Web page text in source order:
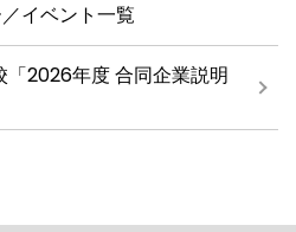
イベント一覧
2026年度 合同企業説明